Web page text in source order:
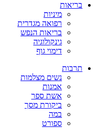
בריאות
מיניות
רפואה מגדרית
בריאות הנפש
גינקולוגיה
דימוי גוף
תרבות
נשים מצלמות
אמנות
אשת ספר
ביקורת מסך
במה
ספורט